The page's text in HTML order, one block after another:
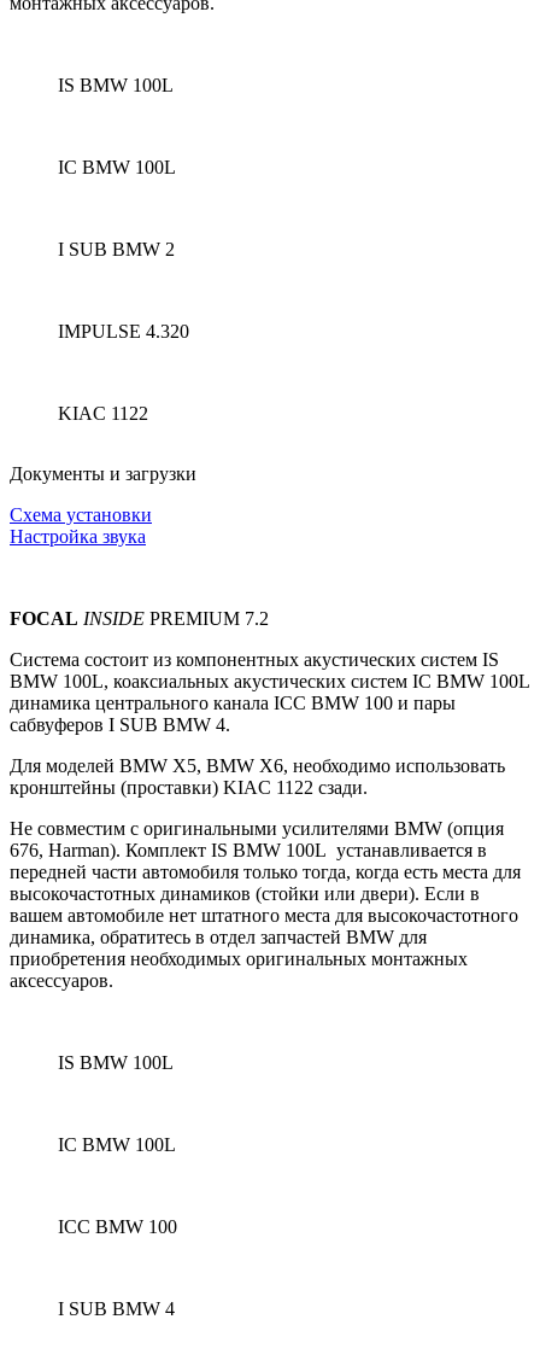
IS BMW 100L
IC BMW 100L
I SUB BMW 2
IMPULSE 4.320
KIAC 1122
Документы и загрузки
Схема установки
Настройка звука
FOCAL INSIDE PREMIUM 7.2
Система состоит из компонентных акустических систем IS
BMW 100L, коаксиальных акустических систем IС BMW 100L
динамика центрального канала ICC BMW 100 и пары
сабвуферов I SUB BMW 4.
Для моделей BMW X5, BMW X6, необходимо использовать
кронштейны (проставки) KIAC 1122 сзади.
Не совместим с оригинальными усилителями BMW (опция
676, Harman). Комплект IS BMW 100L устанавливается в
передней части автомобиля только тогда, когда есть места для
высокочастотных динамиков (стойки или двери). Если в
вашем автомобиле нет штатного места для высокочастотного
динамика, обратитесь в отдел запчастей BMW для
приобретения необходимых оригинальных монтажных
аксессуаров.
IS BMW 100L
IC BMW 100L
ICC BMW 100
I SUB BMW 4